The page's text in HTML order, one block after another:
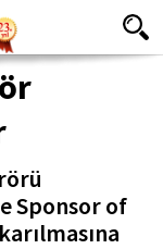
Sponsor of